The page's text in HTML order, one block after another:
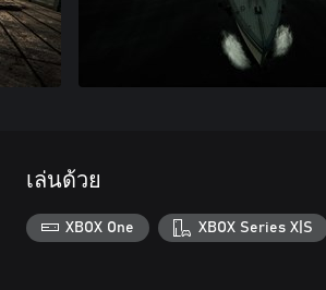
เล่นด้วย
XBOX One XBOX Series X|S